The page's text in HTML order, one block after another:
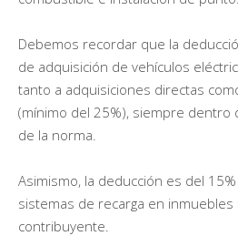
Debemos recordar que la
de adquisición de vehículos
tanto a adquisiciones directas
(mínimo del 25%), siempre dentro
de la norma.
Asimismo, la deducción es del
sistemas de recarga en
contribuyente.